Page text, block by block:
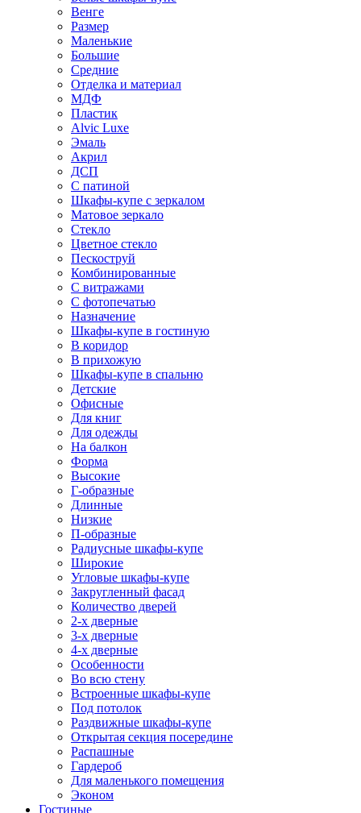
Венге
Размер
Маленькие
Большие
Средние
Отделка и материал
МДФ
Пластик
Alvic Luxe
Эмаль
Акрил
ДСП
С патиной
Шкафы-купе с зеркалом
Матовое зеркало
Стекло
Цветное стекло
Пескоструй
Комбинированные
С витражами
С фотопечатью
Назначение
Шкафы-купе в гостиную
В коридор
В прихожую
Шкафы-купе в спальню
Детские
Офисные
Для книг
Для одежды
На балкон
Форма
Высокие
Г-образные
Длинные
Низкие
П-образные
Радиусные шкафы-купе
Широкие
Угловые шкафы-купе
Закругленный фасад
Количество дверей
2-х дверные
3-х дверные
4-х дверные
Особенности
Во всю стену
Встроенные шкафы-купе
Под потолок
Раздвижные шкафы-купе
Открытая секция посередине
Распашные
Гардероб
Для маленького помещения
Эконом
Гостиные